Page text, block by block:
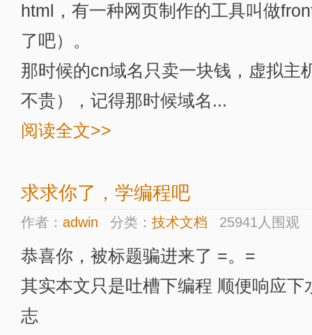
html，有一种网页制作的工具叫做
了吧）。
那时候的cn域名只卖一块钱，虚拟主
不贵），记得那时候域名...
阅读全文>>
求求你了，学编程吧
作者： adwin 分类： 技术文档 25941人围观
恭喜你，被标题骗进来了 =。=
其实本文只是吐槽下编程 顺便响应下
志